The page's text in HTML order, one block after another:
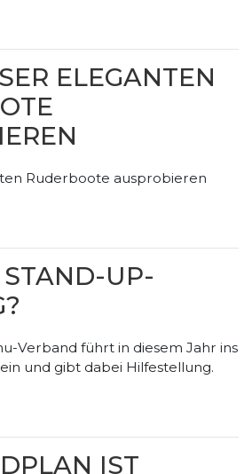
ELEGANTEN
Ruderboote ausprobieren
UP-
Verband führt in diesem Jahr ins
und gibt dabei Hilfestellung.
IST